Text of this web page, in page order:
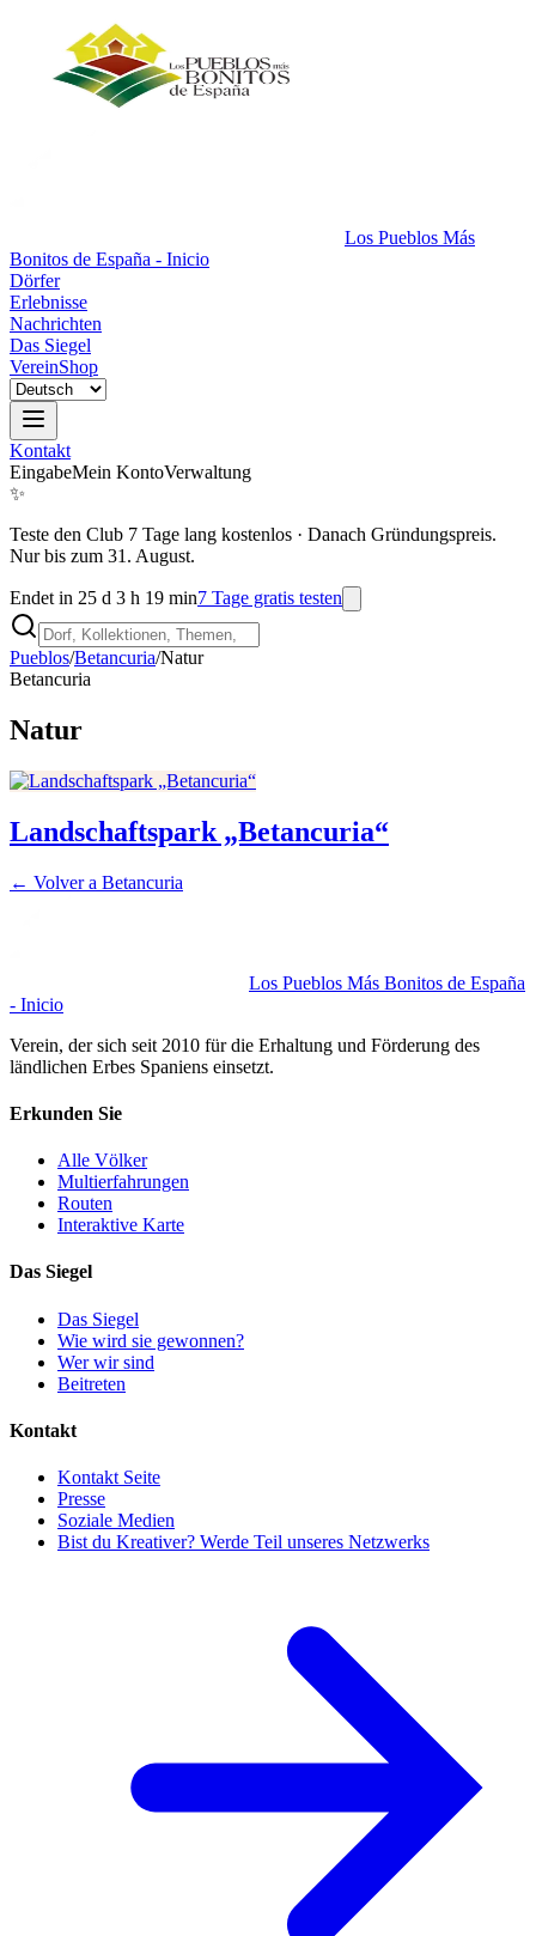
Los Pueblos Más
Bonitos de España - Inicio
Dörfer
Erlebnisse
Nachrichten
Das Siegel
VereinShop
Kontakt
EingabeMein KontoVerwaltung
✨
Teste den Club 7 Tage lang kostenlos · Danach Gründungspreis.
Nur bis zum 31. August.
Endet in 25 d 3 h 19 min7 Tage gratis testen
Pueblos/Betancuria/Natur
Betancuria
Natur
Landschaftspark „Betancuria“
← Volver a Betancuria
Los Pueblos Más Bonitos de España
- Inicio
Verein, der sich seit 2010 für die Erhaltung und Förderung des
ländlichen Erbes Spaniens einsetzt.
Erkunden Sie
Alle Völker
Multierfahrungen
Routen
Interaktive Karte
Das Siegel
Das Siegel
Wie wird sie gewonnen?
Wer wir sind
Beitreten
Kontakt
Kontakt Seite
Presse
Soziale Medien
Bist du Kreativer? Werde Teil unseres Netzwerks